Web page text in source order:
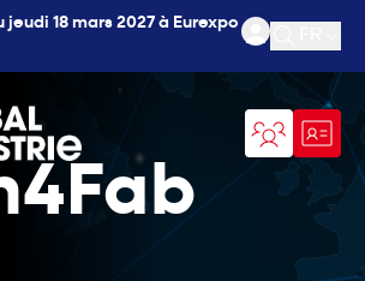
jeudi 18 mars 2027 à Eurexpo
Ouvrir